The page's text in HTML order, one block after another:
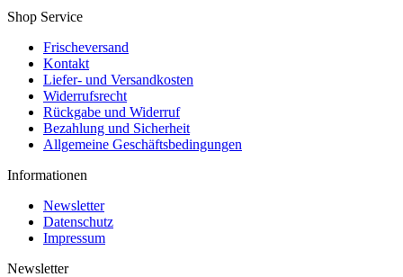
Shop Service
Frischeversand
Kontakt
Liefer- und Versandkosten
Widerrufsrecht
Rückgabe und Widerruf
Bezahlung und Sicherheit
Allgemeine Geschäftsbedingungen
Informationen
Newsletter
Datenschutz
Impressum
Newsletter